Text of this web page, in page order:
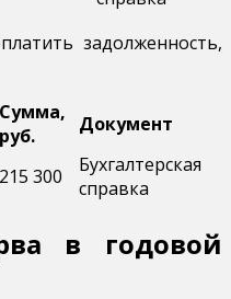
задолженность,
Сумма,
руб.
Документ
215 300
Бухгалтерская
справка
в годовой